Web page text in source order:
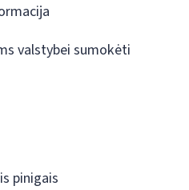
valstybei sumokėti
pinigais